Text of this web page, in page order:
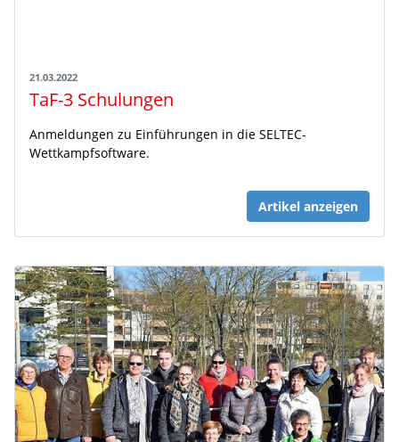
21.03.2022
TaF-3 Schulungen
Anmeldungen zu Einführungen in die SELTEC-
Wettkampfsoftware.
Artikel anzeigen